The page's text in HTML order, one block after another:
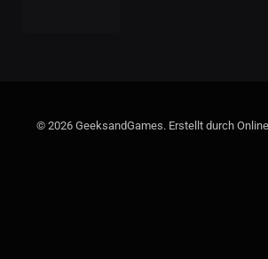
© 2026 GeeksandGames. Erstellt durch